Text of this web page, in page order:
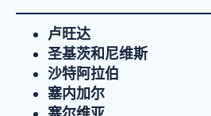
卢旺达
圣基茨和尼维斯
沙特阿拉伯
塞内加尔